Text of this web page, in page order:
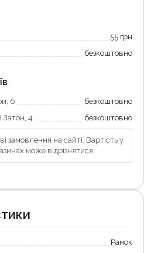
55 грн
безкоштовно
6
безкоштовно
4
безкоштовно
замовлення на сайті. Вартість у
може відрізнятися.
Ранок